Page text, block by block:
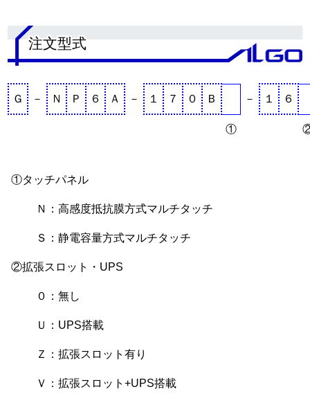
注文型式
Ｇ － Ｎ Ｐ ６ Ａ － １ ７ ０ Ｂ － １ ６
①
①タッチパネル
Ｎ：高感度抵抗膜方式マルチタッチ
Ｓ：静電容量方式マルチタッチ
②拡張スロット・UPS
０：無し
Ｕ：UPS搭載
Ｚ：拡張スロット有り
Ｖ：拡張スロット+UPS搭載